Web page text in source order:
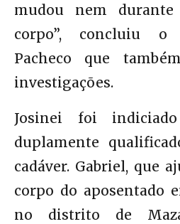
mudou nem
corpo”, concluiu o
Pacheco que
investigações.
Josinei foi
duplamente
cadáver. Gabriel, que
corpo do aposentado
no distrito de